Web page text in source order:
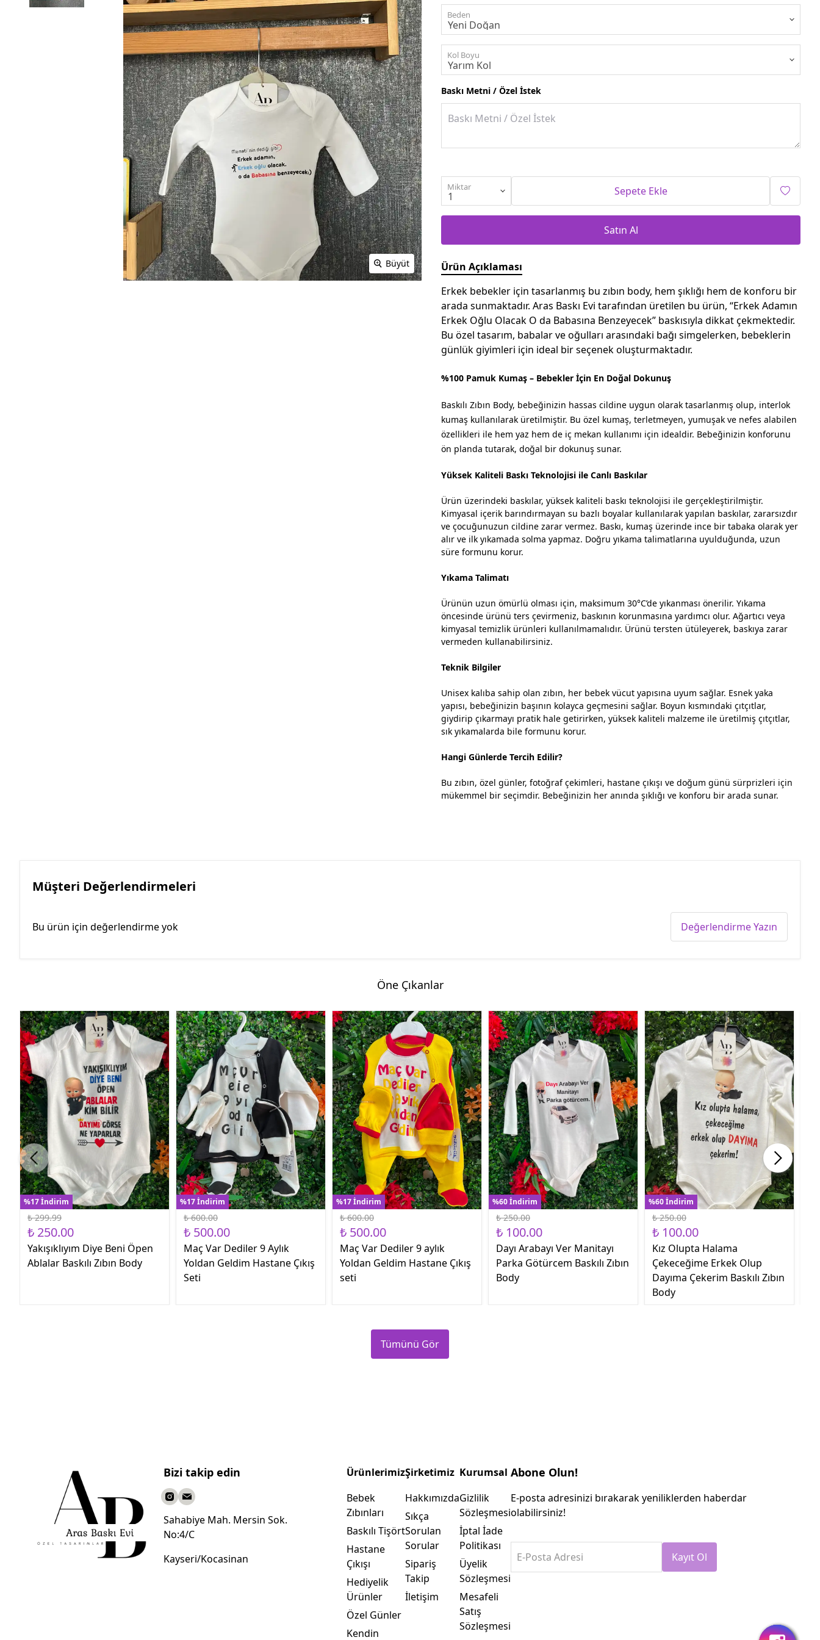
Büyüt
Beden
Kol Boyu
Baskı Metni / Özel İstek
Miktar Sepete Ekle
Satın Al
Ürün Açıklaması
Erkek bebekler için tasarlanmış bu zıbın body, hem şıklığı hem de konforu bir
arada sunmaktadır. Aras Baskı Evi tarafından üretilen bu ürün, “Erkek Adamın
Erkek Oğlu Olacak O da Babasına Benzeyecek” baskısıyla dikkat çekmektedir.
Bu özel tasarım, babalar ve oğulları arasındaki bağı simgelerken, bebeklerin
günlük giyimleri için ideal bir seçenek oluşturmaktadır.
%100 Pamuk Kumaş – Bebekler İçin En Doğal Dokunuş
Baskılı Zıbın Body, bebeğinizin hassas cildine uygun olarak tasarlanmış olup, interlok
kumaş kullanılarak üretilmiştir. Bu özel kumaş, terletmeyen, yumuşak ve nefes alabilen
özellikleri ile hem yaz hem de iç mekan kullanımı için idealdir. Bebeğinizin konforunu
ön planda tutarak, doğal bir dokunuş sunar.
Yüksek Kaliteli Baskı Teknolojisi ile Canlı Baskılar
Ürün üzerindeki baskılar, yüksek kaliteli baskı teknolojisi ile gerçekleştirilmiştir.
Kimyasal içerik barındırmayan su bazlı boyalar kullanılarak yapılan baskılar, zararsızdır
ve çocuğunuzun cildine zarar vermez. Baskı, kumaş üzerinde ince bir tabaka olarak yer
alır ve ilk yıkamada solma yapmaz. Doğru yıkama talimatlarına uyulduğunda, uzun
süre formunu korur.
Yıkama Talimatı
Ürünün uzun ömürlü olması için, maksimum 30°C’de yıkanması önerilir. Yıkama
öncesinde ürünü ters çevirmeniz, baskının korunmasına yardımcı olur. Ağartıcı veya
kimyasal temizlik ürünleri kullanılmamalıdır. Ürünü tersten ütüleyerek, baskıya zarar
vermeden kullanabilirsiniz.
Teknik Bilgiler
Unisex kalıba sahip olan zıbın, her bebek vücut yapısına uyum sağlar. Esnek yaka
yapısı, bebeğinizin başının kolayca geçmesini sağlar. Boyun kısmındaki çıtçıtlar,
giydirip çıkarmayı pratik hale getirirken, yüksek kaliteli malzeme ile üretilmiş çıtçıtlar,
sık yıkamalarda bile formunu korur.
Hangi Günlerde Tercih Edilir?
Bu zıbın, özel günler, fotoğraf çekimleri, hastane çıkışı ve doğum günü sürprizleri için
mükemmel bir seçimdir. Bebeğinizin her anında şıklığı ve konforu bir arada sunar.
Müşteri Değerlendirmeleri
Bu ürün için değerlendirme yok Değerlendirme Yazın
Öne Çıkanlar
%17 İndirim
₺ 299.99
₺ 250.00
Yakışıklıyım Diye Beni Öpen
Ablalar Baskılı Zıbın Body
%17 İndirim
₺ 600.00
₺ 500.00
Maç Var Dediler 9 Aylık
Yoldan Geldim Hastane Çıkış
Seti
%17 İndirim
₺ 600.00
₺ 500.00
Maç Var Dediler 9 aylık
Yoldan Geldim Hastane Çıkış
seti
%60 İndirim
₺ 250.00
₺ 100.00
Dayı Arabayı Ver Manitayı
Parka Götürcem Baskılı Zıbın
Body
%60 İndirim
₺ 250.00
₺ 100.00
Kız Olupta Halama
Çekeceğime Erkek Olup
Dayıma Çekerim Baskılı Zıbın
Body
Tümünü Gör
Bizi takip edin
Sahabiye Mah. Mersin Sok.
No:4/C
Kayseri/Kocasinan
Ürünlerimiz
Bebek
Zıbınları
Baskılı Tişört
Hastane
Çıkışı
Hediyelik
Ürünler
Özel Günler
Kendin
Şirketimiz
Hakkımızda
Sıkça
Sorulan
Sorular
Sipariş
Takip
İletişim
Kurumsal
Gizlilik
Sözleşmesi
İptal İade
Politikası
Üyelik
Sözleşmesi
Mesafeli
Satış
Sözleşmesi
Abone Olun!
E-posta adresinizi bırakarak yeniliklerden haberdar
olabilirsiniz!
E-Posta Adresi Kayıt Ol